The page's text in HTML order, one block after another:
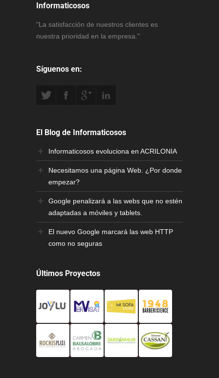
Informaticosos
"La satisfacción de nuestros clientes es
nuestra prioridad en la empresa."
Síguenos en:
El Blog de Informaticosos
Informaticosos evoluciona en ACRILONIA
Necesitamos una página Web. ¿Por donde
empezar?
Google penalizará a las webs que no estén
adaptadas a móviles y tablets.
El nuevo Google marcará las web HTTP
como no seguras
Últimos Proyectos